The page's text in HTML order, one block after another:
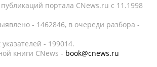
портала CNews.ru c 11.1998
- 1462846, в очереди разбора -
- 199014.
книги CNews - book@cnews.ru